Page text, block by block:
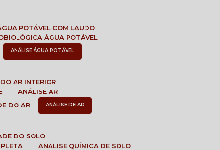
POTÁVEL COM LAUDO
ÁGUA POTÁVEL
ANÁLISE ÁGUA POTÁVEL
AR INTERIOR
ANÁLISE AR
DO AR ANÁLISE DE AR
DO SOLO
ANÁLISE QUÍMICA DE SOLO